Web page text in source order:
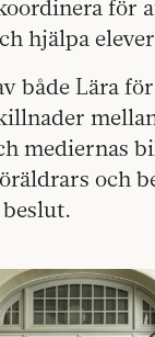
för
hjälpa
både Lära
mediernas
och